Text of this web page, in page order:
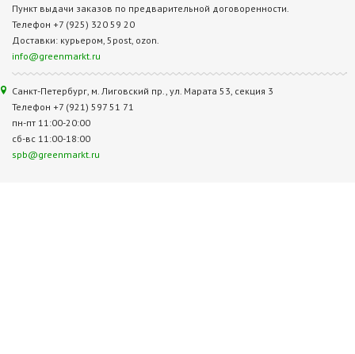
Пункт выдачи заказов по предварительной договоренности.
Телефон +7 (925) 320 59 20
Доставки: курьером, 5post, ozon.
info@greenmarkt.ru
Санкт-Петербург, м. Лиговский пр., ул. Марата 53, секция 3
Телефон +7 (921) 597 51 71
пн-пт 11:00-20:00
сб-вс 11:00-18:00
spb@greenmarkt.ru